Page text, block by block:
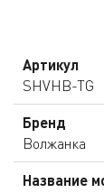
Артикул
SHVHB-TG
Бренд
Волжанка
Название